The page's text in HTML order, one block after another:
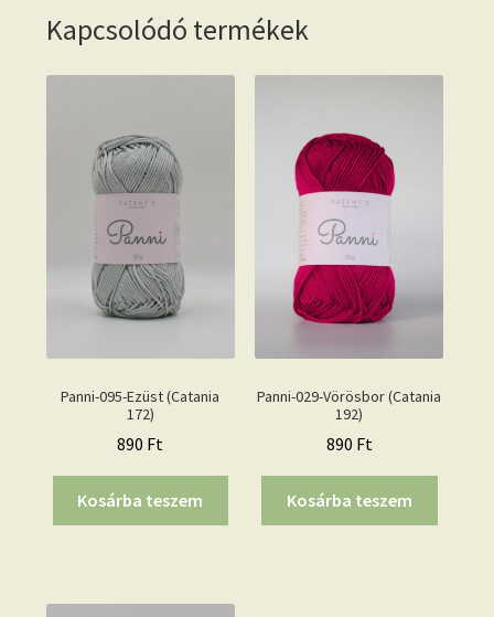
Kapcsolódó termékek
Panni-095-Ezüst (Catania
172)
890 Ft
Kosárba teszem
Panni-029-Vörösbor (Catania
192)
890 Ft
Kosárba teszem